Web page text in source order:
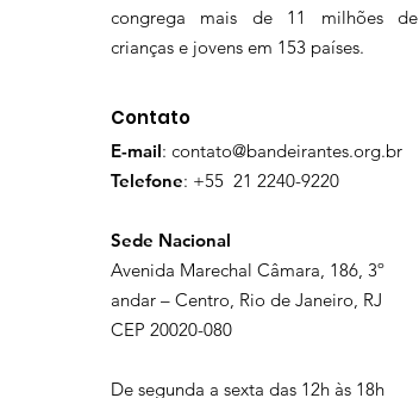
congrega mais de 11 milhões de
crianças e jovens em 153 países.
Contato
E-mail: contato@bandeirantes.org.br
Telefone: +55 21 2240-9220
Sede Nacional
Avenida Marechal Câmara, 186, 3º
andar – Centro, Rio de Janeiro, RJ
CEP 20020-080
De segunda a sexta das 12h às 18h